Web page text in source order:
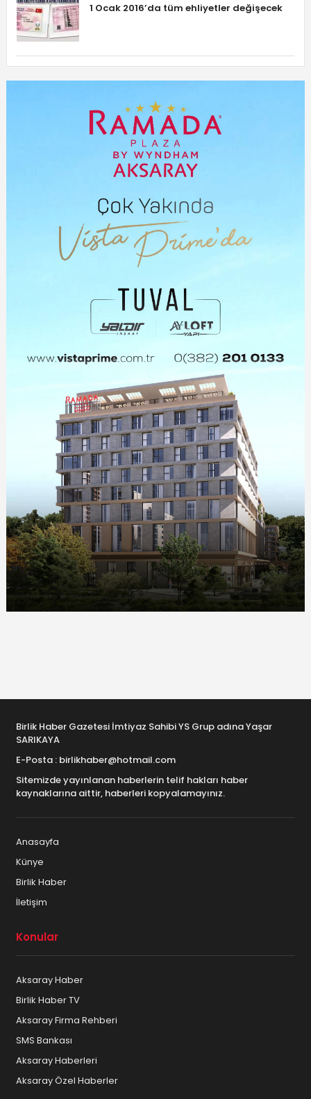
1 Ocak 2016’da tüm ehliyetler değişecek
Birlik Haber Gazetesi İmtiyaz Sahibi YS Grup adına Yaşar
SARIKAYA
E-Posta : birlikhaber@hotmail.com
Sitemizde yayınlanan haberlerin telif hakları haber
kaynaklarına aittir, haberleri kopyalamayınız.
Anasayfa
Künye
Birlik Haber
İletişim
Konular
Aksaray Haber
Birlik Haber TV
Aksaray Firma Rehberi
SMS Bankası
Aksaray Haberleri
Aksaray Özel Haberler